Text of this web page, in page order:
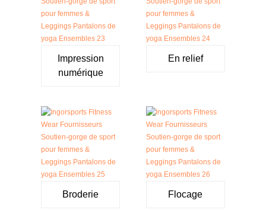
Impression
numérique
En relief
Broderie Flocage